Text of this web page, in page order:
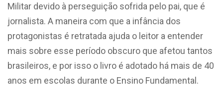
Militar devido à perseguição sofrida pelo pai, que é
jornalista. A maneira com que a infância dos
protagonistas é retratada ajuda o leitor a entender
mais sobre esse período obscuro que afetou tantos
brasileiros, e por isso o livro é adotado há mais de 40
anos em escolas durante o Ensino Fundamental.